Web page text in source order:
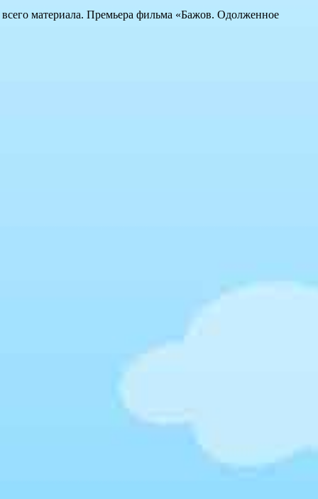
материала. Премьера фильма «Бажов. Одолженное